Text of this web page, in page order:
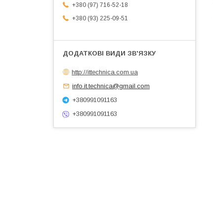
+380 (97) 716-52-18
+380 (93) 225-09-51
http://ittechnica.com.ua
info.it.technica@gmail.com
+380991091163
+380991091163